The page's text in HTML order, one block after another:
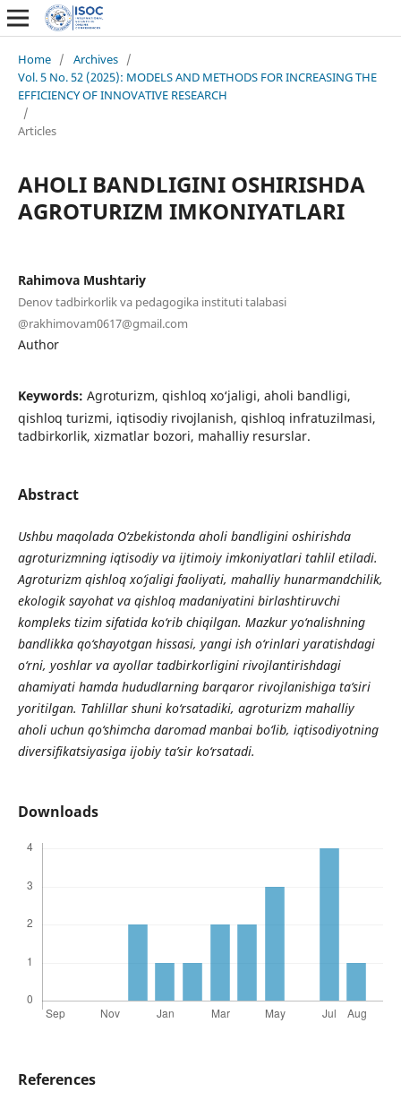
Home / Archives /
Vol. 5 No. 52 (2025): MODELS AND METHODS FOR INCREASING THE
EFFICIENCY OF INNOVATIVE RESEARCH
/
Articles
AHOLI BANDLIGINI OSHIRISHDA
AGROTURIZM IMKONIYATLARI
Rahimova Mushtariy
Denov tadbirkorlik va pedagogika instituti talabasi
@rakhimovam0617@gmail.com
Author
Keywords: Agroturizm, qishloq xo‘jaligi, aholi bandligi,
qishloq turizmi, iqtisodiy rivojlanish, qishloq infratuzilmasi,
tadbirkorlik, xizmatlar bozori, mahalliy resurslar.
Abstract
Ushbu maqolada O‘zbekistonda aholi bandligini oshirishda
agroturizmning iqtisodiy va ijtimoiy imkoniyatlari tahlil etiladi.
Agroturizm qishloq xo‘jaligi faoliyati, mahalliy hunarmandchilik,
ekologik sayohat va qishloq madaniyatini birlashtiruvchi
kompleks tizim sifatida ko‘rib chiqilgan. Mazkur yo‘nalishning
bandlikka qo‘shayotgan hissasi, yangi ish o‘rinlari yaratishdagi
o‘rni, yoshlar va ayollar tadbirkorligini rivojlantirishdagi
ahamiyati hamda hududlarning barqaror rivojlanishiga ta’siri
yoritilgan. Tahlillar shuni ko‘rsatadiki, agroturizm mahalliy
aholi uchun qo‘shimcha daromad manbai bo‘lib, iqtisodiyotning
diversifikatsiyasiga ijobiy ta’sir ko‘rsatadi.
Downloads
References